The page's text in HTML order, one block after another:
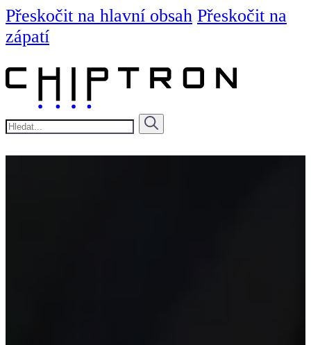
Přeskočit na hlavní obsah Přeskočit na
zápatí
Hledat